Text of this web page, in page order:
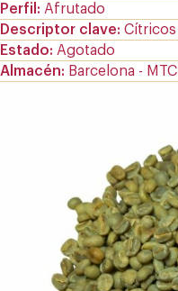
Perfil
Afrutado
Descriptor clave Cítricos
Estado
Agotado
Almacén
Barcelona - MTC